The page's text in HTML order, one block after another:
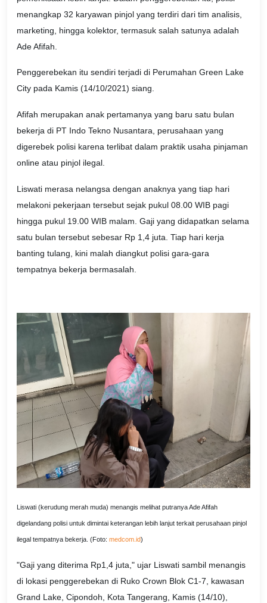
menangkap 32 karyawan pinjol yang terdiri dari tim analisis,
marketing, hingga kolektor, termasuk salah satunya adalah
Ade Afifah.
Penggerebekan itu sendiri terjadi di Perumahan Green Lake
City pada Kamis (14/10/2021) siang.
Afifah merupakan anak pertamanya yang baru satu bulan
bekerja di PT Indo Tekno Nusantara, perusahaan yang
digerebek polisi karena terlibat dalam praktik usaha pinjaman
online atau pinjol ilegal.
Liswati merasa nelangsa dengan anaknya yang tiap hari
melakoni pekerjaan tersebut sejak pukul 08.00 WIB pagi
hingga pukul 19.00 WIB malam. Gaji yang didapatkan selama
satu bulan tersebut sebesar Rp 1,4 juta. Tiap hari kerja
banting tulang, kini malah diangkut polisi gara-gara
tempatnya bekerja bermasalah.
Liswati (kerudung merah muda) menangis melihat putranya Ade Afifah
digelandang polisi untuk dimintai keterangan lebih lanjut terkait perusahaan pinjol
ilegal tempatnya bekerja. (Foto: medcom.id)
"Gaji yang diterima Rp1,4 juta," ujar Liswati sambil menangis
di lokasi penggerebekan di Ruko Crown Blok C1-7, kawasan
Grand Lake, Cipondoh, Kota Tangerang, Kamis (14/10),